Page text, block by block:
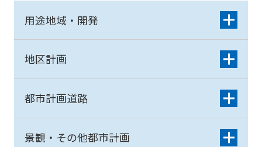
用途地域・開発
地区計画
都市計画道路
景観・その他都市計画